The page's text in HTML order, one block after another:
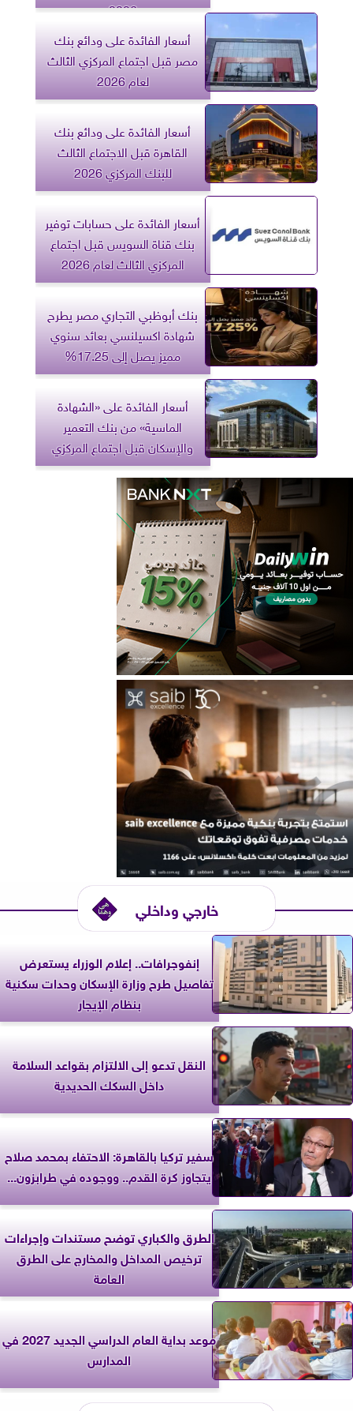
2026
أسعار الفائدة على ودائع بنك
مصر قبل اجتماع المركزي الثالث
لعام 2026
أسعار الفائدة على ودائع بنك
القاهرة قبل الاجتماع الثالث
للبنك المركزي 2026
أسعار الفائدة على حسابات توفير
بنك قناة السويس قبل اجتماع
المركزي الثالث لعام 2026
بنك أبوظبي التجاري مصر يطرح
شهادة اكسيلنسي بعائد سنوي
مميز يصل إلى 17.25%
أسعار الفائدة على «الشهادة
الماسية» من بنك التعمير
والإسكان قبل اجتماع المركزي
خارجي وداخلي
إنفوجرافات.. إعلام الوزراء يستعرض
تفاصيل طرح وزارة الإسكان وحدات سكنية
بنظام الإيجار
النقل تدعو إلى الالتزام بقواعد السلامة
داخل السكك الحديدية
سفير تركيا بالقاهرة: الاحتفاء بمحمد صلاح
يتجاوز كرة القدم.. ووجوده في طرابزون...
الطرق والكباري توضح مستندات وإجراءات
ترخيص المداخل والمخارج على الطرق
العامة
موعد بداية العام الدراسي الجديد 2027 في
المدارس